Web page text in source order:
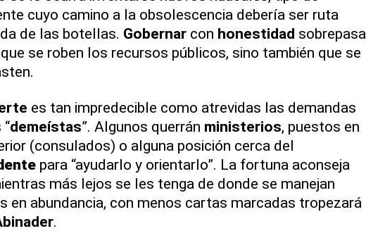
cuyo camino a la obsolescencia debería ser ruta
de las botellas. Gobernarcon honestidad sobrepasa
se roben los recursos públicos, sino también que se
es tan impredecible como atrevidas las demandas
demeístas”. Algunos querrán ministerios, puestos en
(consulados) o alguna posición cerca del
para “ayudarlo y orientarlo”. La fortuna aconseja
más lejos se les tenga de donde se manejan
en abundancia, con menos cartas marcadas tropezará
.